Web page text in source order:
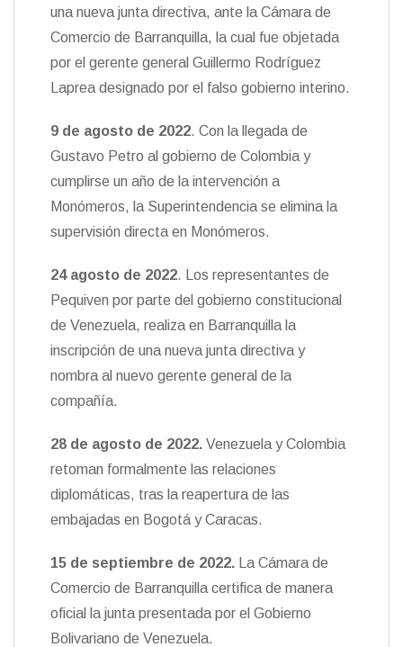
una nueva junta directiva, ante la Cámara de
Comercio de Barranquilla, la cual fue objetada
por el gerente general Guillermo Rodríguez
Laprea designado por el falso gobierno interino.
9 de agosto de 2022. Con la llegada de
Gustavo Petro al gobierno de Colombia y
cumplirse un año de la intervención a
Monómeros, la Superintendencia se elimina la
supervisión directa en Monómeros.
24 agosto de 2022. Los representantes de
Pequiven por parte del gobierno constitucional
de Venezuela, realiza en Barranquilla la
inscripción de una nueva junta directiva y
nombra al nuevo gerente general de la
compañía.
28 de agosto de 2022. Venezuela y Colombia
retoman formalmente las relaciones
diplomáticas, tras la reapertura de las
embajadas en Bogotá y Caracas.
15 de septiembre de 2022. La Cámara de
Comercio de Barranquilla certifica de manera
oficial la junta presentada por el Gobierno
Bolivariano de Venezuela.